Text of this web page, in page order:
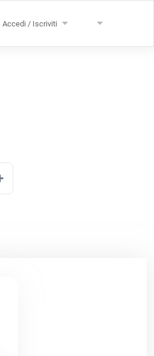
Accedi / Iscriviti